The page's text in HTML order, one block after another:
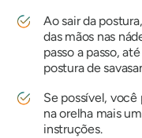
Ao sair da
das mãos nas
passo a passo,
postura de
Se possível, você
na orelha mais
instruções.